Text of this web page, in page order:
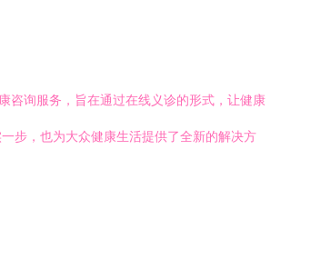
咨询服务，旨在通过在线义诊的形式，让健康
步，也为大众健康生活提供了全新的解决方